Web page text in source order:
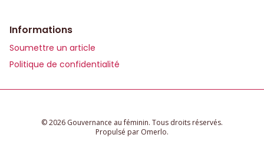
Informations
Soumettre un article
Politique de confidentialité
© 2026 Gouvernance au féminin. Tous droits réservés.
Propulsé par Omerlo.